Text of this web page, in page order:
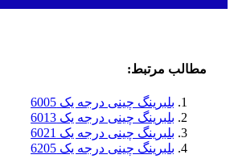
مطالب مرتبط:
بلبرینگ چینی درجه یک 6005
بلبرینگ چینی درجه یک 6013
بلبرینگ چینی درجه یک 6021
بلبرینگ چینی درجه یک 6205